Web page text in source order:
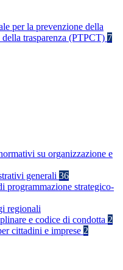
per la prevenzione della
trasparenza (PTPCT) 7
su organizzazione e
generali 36
programmazione strategico-
regionali
e codice di condotta 2
cittadini e imprese 2